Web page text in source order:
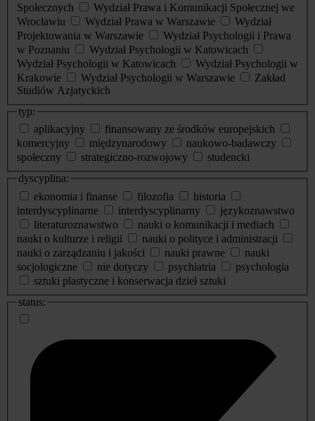
Społecznych
Wydział Prawa i Komunikacji Społecznej we
Wrocławiu
Wydział Prawa w Warszawie
Wydział
Projektowania w Warszawie
Wydział Psychologii i Prawa
w Poznaniu
Wydział Psychologii w Katowicach
Wydział Psychologii w Katowicach
Wydział Psychologii w
Krakowie
Wydział Psychologii w Warszawie
Zakład
Studiów Azjatyckich
typ:
aplikacyjny
finansowany ze środków europejskich
komercyjny
międzynarodowy
naukowo-badawczy
społeczny
strategiczno-rozwojowy
studencki
dyscyplina:
ekonomia i finanse
filozofia
historia
interdyscyplinarne
interdyscyplinarny
językoznawstwo
literaturoznawstwo
nauki o komunikacji i mediach
nauki o kulturze i religii
nauki o polityce i administracji
nauki o zarządzaniu i jakości
nauki prawne
nauki
socjologiczne
nie dotyczy psychiatria
psychologia
sztuki plastyczne i konserwacja dzieł sztuki
status: